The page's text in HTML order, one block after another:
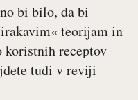
bi bilo, da bi
teorijam in
receptov
tudi v reviji